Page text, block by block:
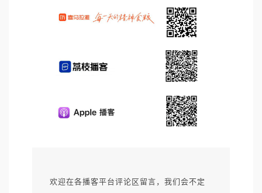
欢迎在各播客平台评论区留言，我们会不定